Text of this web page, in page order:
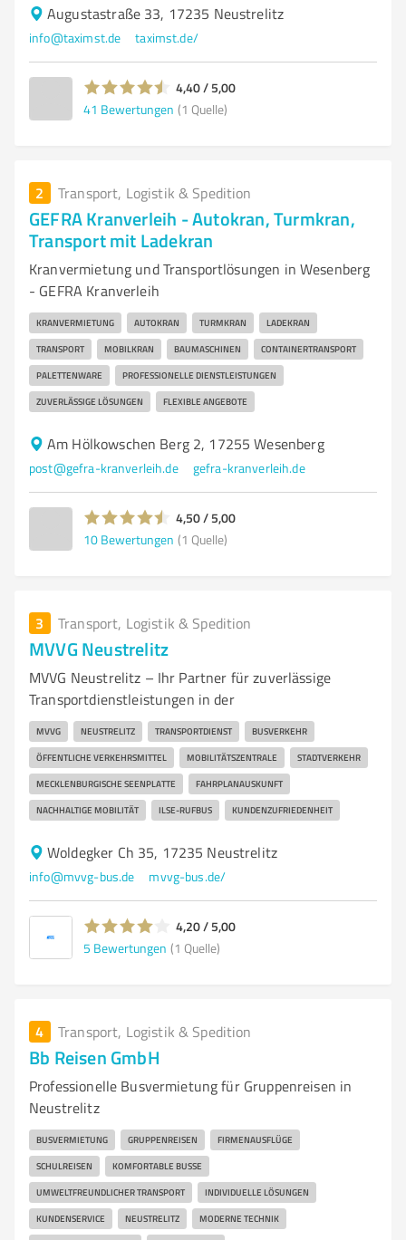
Augustastraße 33, 17235 Neustrelitz
info@taximst.de taximst.de/
4,40 / 5,00
41 Bewertungen (1 Quelle)
2 Transport, Logistik & Spedition
GEFRA Kranverleih - Autokran, Turmkran,
Transport mit Ladekran
Kranvermietung und Transportlösungen in Wesenberg
- GEFRA Kranverleih
KRANVERMIETUNG AUTOKRAN TURMKRAN LADEKRAN
TRANSPORT MOBILKRAN BAUMASCHINEN CONTAINERTRANSPORT
PALETTENWARE PROFESSIONELLE DIENSTLEISTUNGEN
ZUVERLÄSSIGE LÖSUNGEN FLEXIBLE ANGEBOTE
Am Hölkowschen Berg 2, 17255 Wesenberg
post@gefra-kranverleih.de gefra-kranverleih.de
4,50 / 5,00
10 Bewertungen (1 Quelle)
3 Transport, Logistik & Spedition
MVVG Neustrelitz
MVVG Neustrelitz – Ihr Partner für zuverlässige
Transportdienstleistungen in der
MVVG NEUSTRELITZ TRANSPORTDIENST BUSVERKEHR
ÖFFENTLICHE VERKEHRSMITTEL MOBILITÄTSZENTRALE STADTVERKEHR
MECKLENBURGISCHE SEENPLATTE FAHRPLANAUSKUNFT
NACHHALTIGE MOBILITÄT ILSE-RUFBUS KUNDENZUFRIEDENHEIT
Woldegker Ch 35, 17235 Neustrelitz
info@mvvg-bus.de mvvg-bus.de/
4,20 / 5,00
5 Bewertungen (1 Quelle)
4 Transport, Logistik & Spedition
Bb Reisen GmbH
Professionelle Busvermietung für Gruppenreisen in
Neustrelitz
BUSVERMIETUNG GRUPPENREISEN FIRMENAUSFLÜGE
SCHULREISEN KOMFORTABLE BUSSE
UMWELTFREUNDLICHER TRANSPORT INDIVIDUELLE LÖSUNGEN
KUNDENSERVICE NEUSTRELITZ MODERNE TECHNIK